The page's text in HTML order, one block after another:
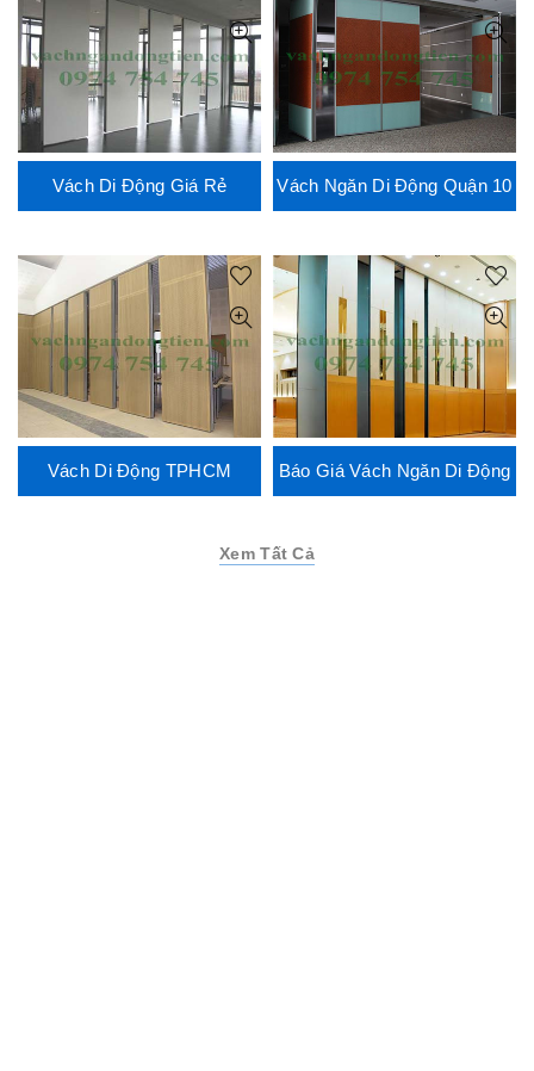
Vách Di Động Giá Rẻ Vách Ngăn Di Động Quận 10
Vách Di Động TPHCM Báo Giá Vách Ngăn Di Động
Xem Tất Cả